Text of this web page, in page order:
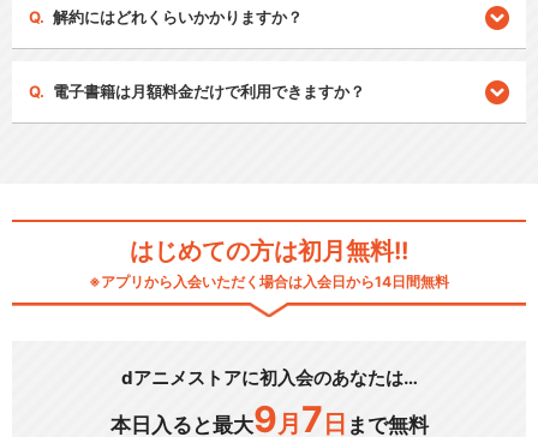
解約にはどれくらいかかりますか？
電子書籍は月額料金だけで利用できますか？
はじめての方は初月無料!!
※アプリから入会いただく場合は入会日から14日間無料
dアニメストアに初入会のあなたは…
本日入ると最大9 月 7 日 まで無料